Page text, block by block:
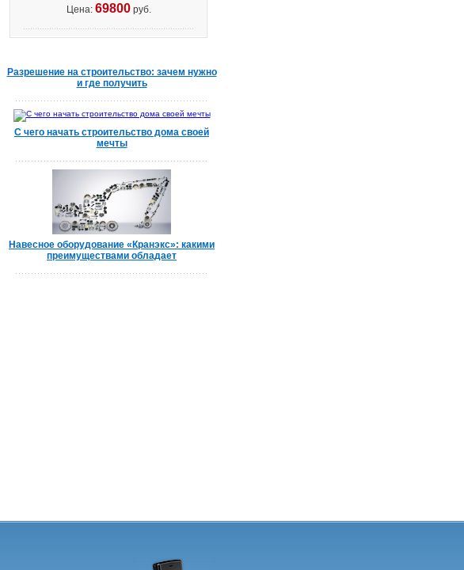
Цена: 69800руб.
Разрешение на строительство: зачем нужно
и где получить
С чего начать строительство дома своей
мечты
Навесное оборудование «Кранэкс»: какими
преимуществами обладает